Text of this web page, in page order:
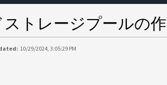
ストレージプールの
10/29/2024, 3:05:29 PM